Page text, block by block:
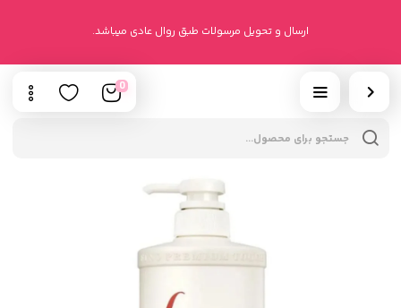
ارسال و تحویل مرسولات طبق روال عادی میباشد.
0